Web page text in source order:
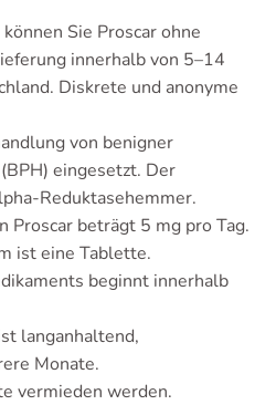
Sie Proscar ohne
innerhalb von 5–14
Diskrete und anonyme
von benigner
eingesetzt. Der
Reduktasehemmer.
Proscar beträgt 5 mg pro Tag.
ist eine Tablette.
beginnt innerhalb
langanhaltend,
Monate.
vermieden werden.